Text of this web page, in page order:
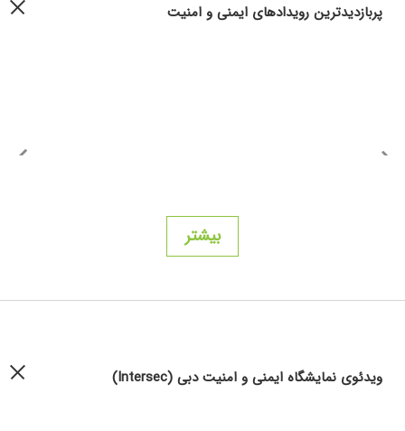
پربازدیدترین رویدادهای ایمنی و امنیت
بیشتر
ویدئوی نمایشگاه ایمنی و امنیت دبی (Intersec)